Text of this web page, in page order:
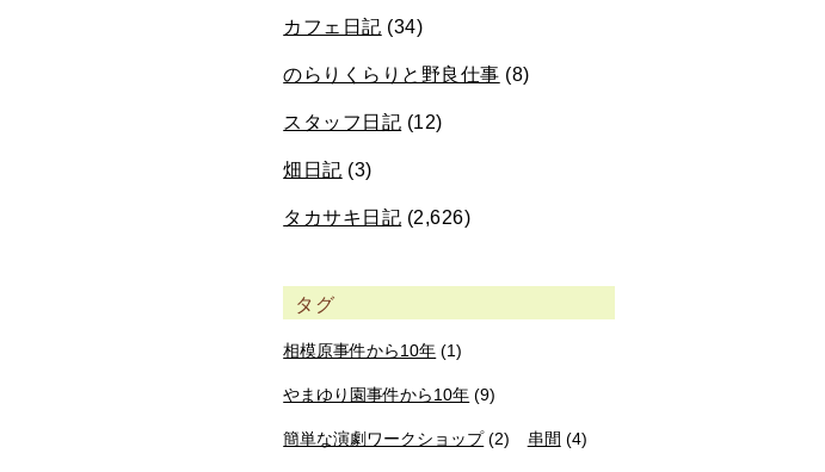
カフェ日記 (34)
のらりくらりと野良仕事 (8)
スタッフ日記 (12)
畑日記 (3)
タカサキ日記 (2,626)
タグ
相模原事件から10年 (1)
やまゆり園事件から10年 (9)
簡単な演劇ワークショップ(2) 串間 (4)